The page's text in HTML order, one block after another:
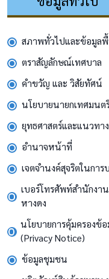
สภาพทั่วไปและข้อมูล
ตราสัญลักษณ์เทศบาล
คำขวัญ และ วิสัยทัศน์
นโยบายนายกเทศมนต
ยุทธศาสตร์และแนวทา
อำนาจหน้าที่
เจตจำนงค์สุจริตในการ
เบอร์โทรศัพท์สำนักงา
หางดง
นโยบายการคุ้มครองข้
(Privacy Notice)
ข้อมูลชุมชน